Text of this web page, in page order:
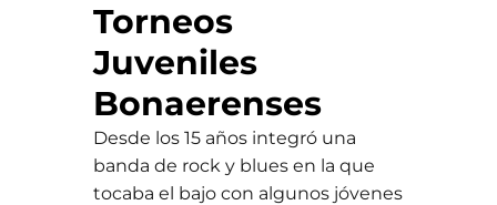
Torneos
Juveniles
Bonaerenses
Desde los 15 años integró una
banda de rock y blues en la que
tocaba el bajo con algunos jóvenes